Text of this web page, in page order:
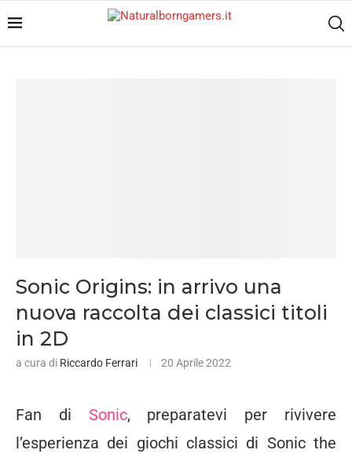
Sonic Origins: in arrivo una
nuova raccolta dei classici titoli
in 2D
a cura di Riccardo Ferrari 20 Aprile 2022
Fan di Sonic, preparatevi per rivivere
l’esperienza dei giochi classici di Sonic the